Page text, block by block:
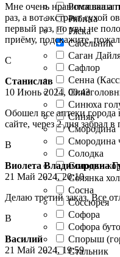
Ромашка
Рябина
Ряска
Сабельник
Саган
Сафлор
Сенна
Синюха
Синяк
Смородина
Смородина
Солодка
Солодки
Солянка
Сосна
Соссюрея
Софора
Софора
Спорыш
Стальник
Мне очень нравится ваша
раз, а вот экстракт сухой
первый раз, но увы не
приёму, подскажите,
С
Станислав
10 Июнь 2024, 00:43
Обошел все аптеки
сайте, через 2 дня забрал
В
Виолета Владимировна
21 Май 2024, 20:10
Делаю третий заказ. Все
В
Василий
21 Май 2024, 19:59